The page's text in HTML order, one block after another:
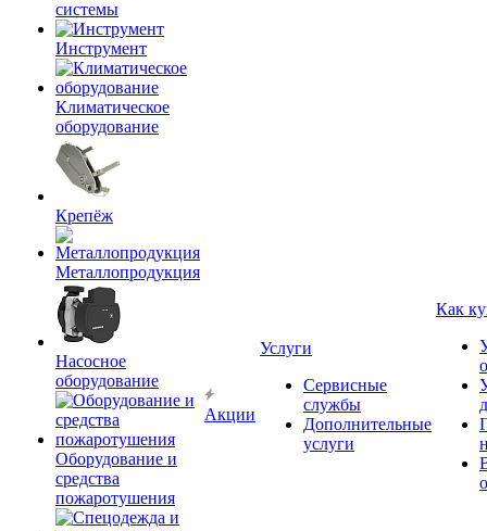
системы
Инструмент
Климатическое
оборудование
Крепёж
Металлопродукция
Насосное
оборудование
Оборудование и
средства
пожаротушения
Акции
Услуги
Сервисные
службы
Дополнительные
услуги
Как